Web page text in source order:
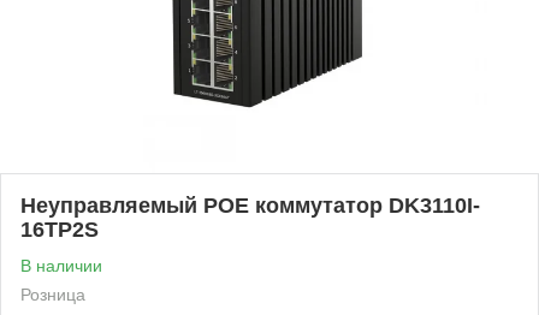
Неуправляемый POE коммутатор DK3110I-
16TP2S
В наличии
Розница